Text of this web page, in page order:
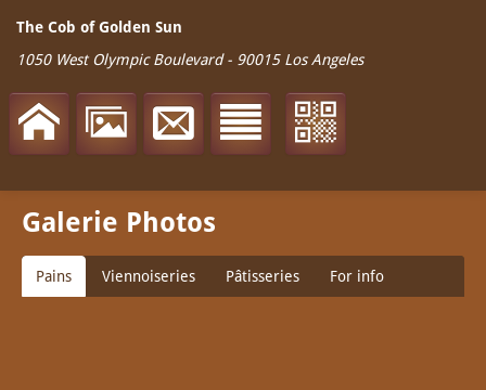
The Cob of Golden Sun
1050 West Olympic Boulevard- 90015 Los Angeles
Galerie Photos
Pains Viennoiseries Pâtisseries For info